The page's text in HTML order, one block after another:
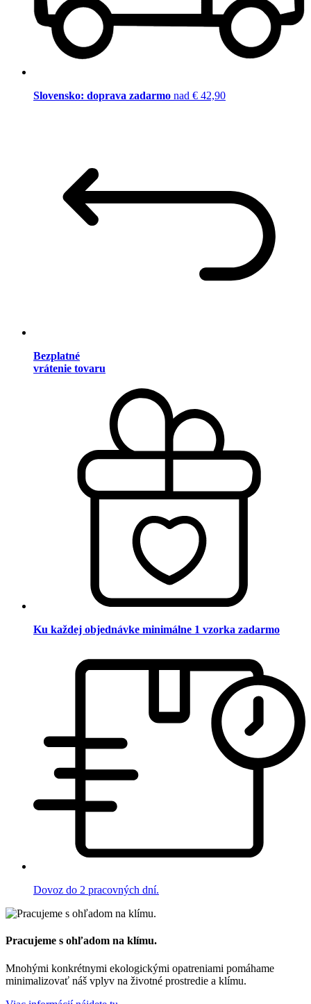
Slovensko: doprava zadarmo nad € 42,90
Bezplatné
vrátenie tovaru
Ku každej objednávke minimálne 1 vzorka zadarmo
Dovoz do 2 pracovných dní.
Pracujeme s ohľadom na klímu.
Mnohými konkrétnymi ekologickými opatreniami pomáhame
minimalizovať náš vplyv na životné prostredie a klímu.